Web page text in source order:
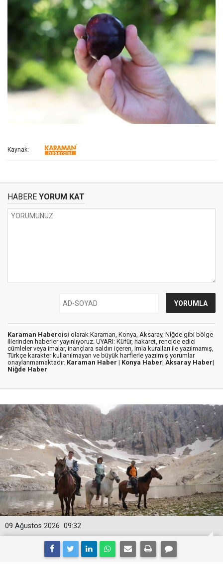
Kaynak:
HABERE YORUM KAT
Karaman Habercisi olarak Karaman, Konya, Aksaray, Niğde gibi bölge
illerinden haberler yayınlıyoruz. UYARI: Küfür, hakaret, rencide edici
cümleler veya imalar, inançlara saldırı içeren, imla kuralları ile yazılmamış,
Türkçe karakter kullanılmayan ve büyük harflerle yazılmış yorumlar
onaylanmamaktadır. Karaman Haber | Konya Haber| Aksaray Haber|
Niğde Haber
09:32
09 Ağustos 2026